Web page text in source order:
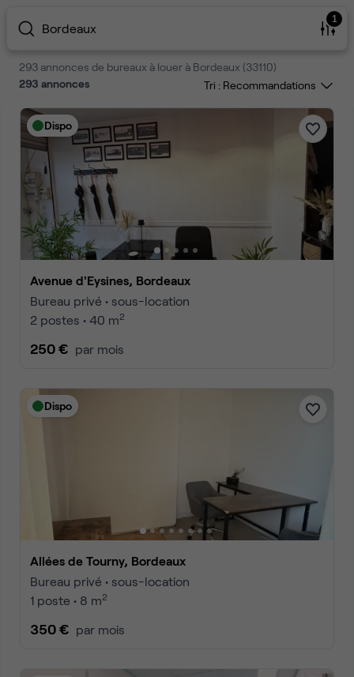
Bordeaux
1
293 annonces de bureaux à louer à Bordeaux (33110)
293 annonces Tri :
Dispo
Avenue d'Eysines, Bordeaux
Bureau privé • sous-location
2 postes • 40 m2
250 € par mois
Dispo
Allées de Tourny, Bordeaux
Bureau privé • sous-location
1 poste • 8 m2
350 € par mois